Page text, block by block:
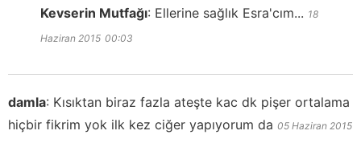
Kevserin Mutfağı: Ellerine sağlık Esra'cım... 18
Haziran 2015 00:03
damla: Kısıktan biraz fazla ateşte kac dk pişer ortalama
hiçbir fikrim yok ilk kez ciğer yapıyorum da 05 Haziran 2015